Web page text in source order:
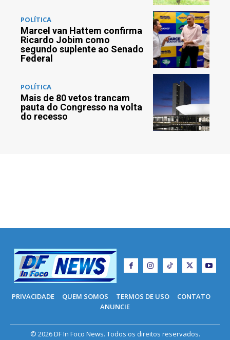
POLÍTICA
Marcel van Hattem confirma
Ricardo Jobim como
segundo suplente ao Senado
Federal
POLÍTICA
Mais de 80 vetos trancam
pauta do Congresso na volta
do recesso
PRIVACIDADE QUEM SOMOS TERMOS DE USO
CONTATO
ANUNCIE
© 2026 DF In Foco News. Todos os direitos reservados.